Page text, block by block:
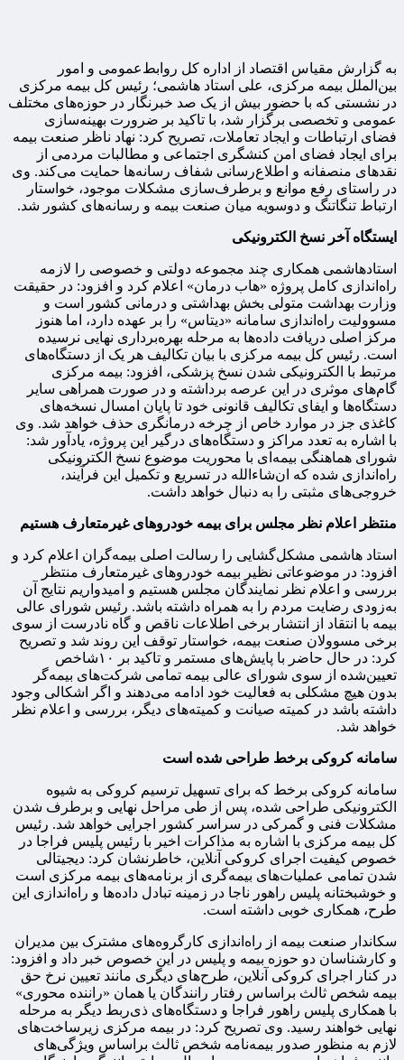
به گزارش مقیاس اقتصاد از اداره کل روابط‌عمومی و امور
بین‌الملل بیمه مرکزی، علی استاد هاشمی؛ رئیس کل بیمه مرکزی
در نشستی که با حضور بیش از یک صد خبرنگار در حوزه‌های مختلف
عمومی و تخصصی برگزار شد، با تاکید بر ضرورت بهینه‌سازی
فضای ارتباطات و ایجاد تعاملات، تصریح کرد: نهاد ناظر صنعت بیمه
برای ایجاد فضای امن کنشگری اجتماعی و مطالبات مردمی از
نقدهای منصفانه و اطلاع‌رسانی شفاف رسانه‌ها حمایت می‌کند. وی
در راستای رفع موانع و برطرف‌سازی مشکلات موجود، خواستار
ارتباط تنگاتنگ و دوسویه میان صنعت بیمه و رسانه‌های کشور شد.
ایستگاه آخر نسخ الکترونیکی
استادهاشمی همکاری چند مجموعه دولتی و خصوصی را لازمه
راه‌اندازی کامل پروژه «هاب درمان» اعلام کرد و افزود: در حقیقت
وزارت بهداشت متولی بخش بهداشتی و درمانی کشور است و
مسوولیت راه‌اندازی سامانه «دیتاس» را بر عهده دارد، اما هنوز
مرکز اصلی دریافت داده‌ها به مرحله بهره‌برداری نهایی نرسیده
است. رئیس کل بیمه مرکزی با بیان تکالیف هر یک از دستگاه‌های
مرتبط با الکترونیکی شدن نسخ پزشکی، افزود: بیمه مرکزی
گام‌های موثری در این عرصه برداشته و در صورت همراهی سایر
دستگاه‌ها و ایفای تکالیف قانونی خود تا پایان امسال نسخه‌های
کاغذی جز در موارد خاص از چرخه درمانگری حذف خواهد شد. وی
با اشاره به تعدد مراکز و دستگاه‌های درگیر این پروژه، یادآور شد:
شورای هماهنگی بیمه‌ای با محوریت موضوع نسخ الکترونیکی
راه‌اندازی ‌شده که ان‌شاءالله در تسریع و تکمیل این فرآیند،
خروجی‌های مثبتی را به دنبال خواهد داشت.
منتظر اعلام نظر مجلس برای بیمه خودروهای غیرمتعارف هستیم
استاد هاشمی مشکل‌گشایی را رسالت اصلی بیمه‌گران اعلام کرد و
افزود: در موضوعاتی نظیر بیمه خودروهای غیرمتعارف منتظر
بررسی و اعلام نظر نمایندگان مجلس هستیم و امیدواریم نتایج آن
به‌زودی رضایت مردم را به همراه داشته باشد. رئیس شورای عالی
بیمه با انتقاد از انتشار برخی اطلاعات ناقص و گاه نادرست از سوی
برخی مسوولان صنعت بیمه، خواستار توقف این روند شد و تصریح
کرد: در حال حاضر با پایش‌های مستمر و تاکید بر ۱۰شاخص
تعیین‌شده از سوی شورای عالی بیمه تمامی شرکت‌های بیمه‌گر
بدون هیچ مشکلی به فعالیت خود ادامه می‌دهند و اگر اشکالی وجود
داشته باشد در کمیته صیانت و کمیته‌های دیگر، بررسی و اعلام نظر
خواهد شد.
سامانه کروکی برخط طراحی شده است
سامانه کروکی برخط که برای تسهیل ترسیم کروکی به شیوه
الکترونیکی طراحی شده، پس از طی مراحل نهایی و برطرف شدن
مشکلات فنی و گمرکی در سراسر کشور اجرایی خواهد شد. رئیس
کل بیمه مرکزی با اشاره به مذاکرات اخیر با رئیس پلیس فراجا در
خصوص کیفیت اجرای کروکی آنلاین، خاطرنشان کرد: دیجیتالی
شدن تمامی عملیات‌های بیمه‌گری از برنامه‌های بیمه مرکزی است
و خوشبختانه پلیس راهور ناجا در زمینه تبادل داده‌ها و راه‌اندازی این
طرح، همکاری خوبی داشته است.
سکاندار صنعت بیمه از راه‌اندازی کارگروه‌های مشترک بین مدیران
و کارشناسان دو حوزه بیمه و پلیس در این خصوص خبر داد و افزود:
در کنار اجرای کروکی آنلاین، طرح‌های دیگری مانند تعیین نرخ حق
بیمه شخص ثالث براساس رفتار رانندگان یا همان «راننده محوری»
با همکاری پلیس راهور فراجا و دستگاه‌های ذی‌ربط دیگر به مرحله
نهایی خواهند رسید. وی تصریح کرد: در بیمه مرکزی زیرساخت‌های
لازم به منظور صدور بیمه‌نامه شخص ثالث براساس ویژگی‌های